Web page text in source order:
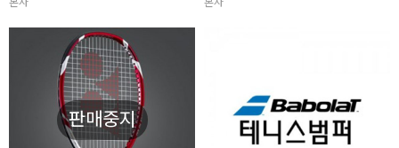
본사 본사
판매중지